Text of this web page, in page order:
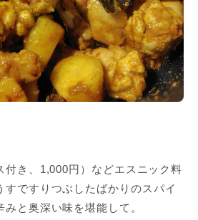
付き、1,000円）などエスニック料
すですりつぶしたばかりのスパイ
と奥深い味を堪能して。